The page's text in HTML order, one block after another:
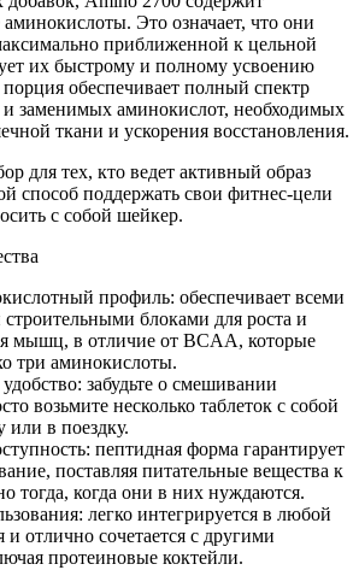
Это означает, что они
приближенной к цельной
их быстрому и полному усвоению
обеспечивает полный спектр
заменимых аминокислот, необходимых
ткани и ускорения восстановления.
для тех, кто ведет активный образ
способ поддержать свои фитнес-цели
с собой шейкер.
профиль: обеспечивает всеми
блоками для роста и
мышц, в отличие от BCAA, которые
три аминокислоты.
забудьте о смешивании
возьмите несколько таблеток с собой
или в поездку.
пептидная форма гарантирует
поставляя питательные вещества к
тогда, когда они в них нуждаются.
легко интегрируется в любой
и отлично сочетается с другими
протеиновые коктейли.